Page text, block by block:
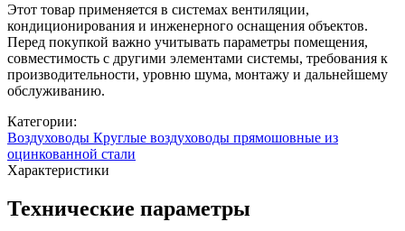
Этот товар применяется в системах вентиляции,
кондиционирования и инженерного оснащения объектов.
Перед покупкой важно учитывать параметры помещения,
совместимость с другими элементами системы, требования к
производительности, уровню шума, монтажу и дальнейшему
обслуживанию.
Категории:
Воздуховоды Круглые воздуховоды прямошовные из
оцинкованной стали
Характеристики
Технические параметры